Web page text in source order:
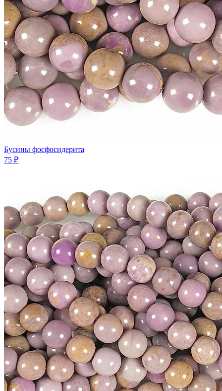
Бусины фосфосидерита
75 ₽